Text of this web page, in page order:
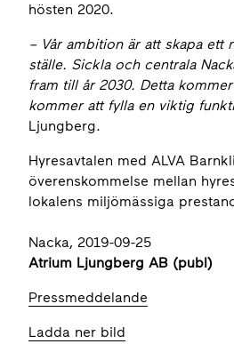
hösten 2020.
– Vår ambition är att skapa
ställe. Sickla och centrala
fram till år 2030. Detta
kommer att fylla en viktig
Ljungberg.
Hyresavtalen med ALVA
överenskommelse mellan
lokalens miljömässiga
Nacka, 2019-09-25
Atrium Ljungberg AB (publ)
Pressmeddelande
Ladda ner bild